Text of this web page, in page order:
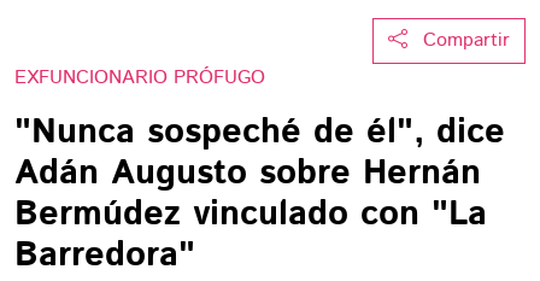
Compartir
EXFUNCIONARIO PRÓFUGO
"Nunca sospeché de él", dice
Adán Augusto sobre Hernán
Bermúdez vinculado con "La
Barredora"